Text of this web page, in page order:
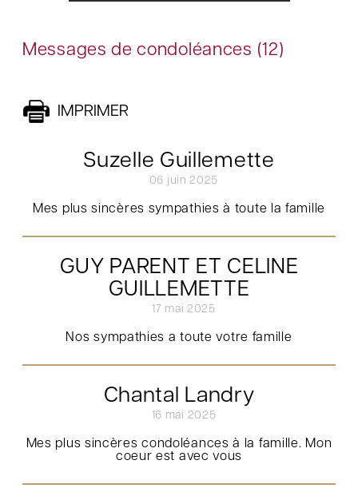
Messages de condoléances (12)
IMPRIMER
Suzelle Guillemette
06 juin 2025
Mes plus sincères sympathies à toute la famille
GUY PARENT ET CELINE
GUILLEMETTE
17 mai 2025
Nos sympathies a toute votre famille
Chantal Landry
16 mai 2025
Mes plus sincères condoléances à la famille. Mon
coeur est avec vous